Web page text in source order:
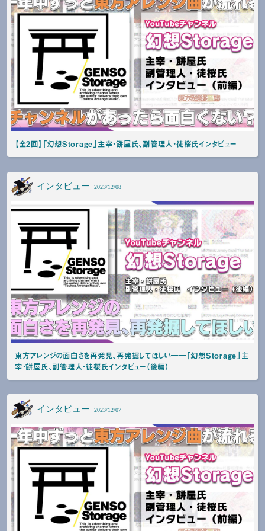
【全2回】「幻想Storage」主宰・餅屋氏、副管理人・徒桜氏インタビュー
インタビュー 2023/12/08
東方アレンジの面白さを再発見、再発掘してほしい――「幻想Storage」主
宰・餅屋氏、副管理人・徒桜氏インタビュー（後編）
インタビュー 2023/12/07